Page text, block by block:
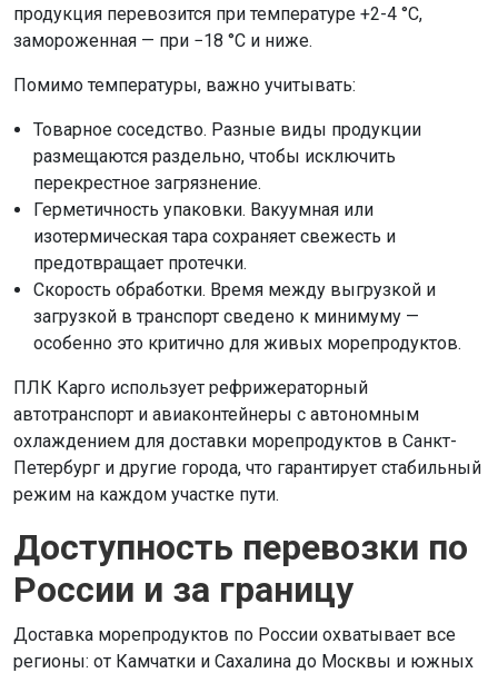
продукция перевозится при температуре +2-4 °C,
замороженная — при −18 °C и ниже.
Помимо температуры, важно учитывать:
Товарное соседство. Разные виды продукции
размещаются раздельно, чтобы исключить
перекрестное загрязнение.
Герметичность упаковки. Вакуумная или
изотермическая тара сохраняет свежесть и
предотвращает протечки.
Скорость обработки. Время между выгрузкой и
загрузкой в транспорт сведено к минимуму —
особенно это критично для живых морепродуктов.
ПЛК Карго использует рефрижераторный
автотранспорт и авиаконтейнеры с автономным
охлаждением для доставки морепродуктов в Санкт-
Петербург и другие города, что гарантирует стабильный
режим на каждом участке пути.
Доступность перевозки по
России и за границу
Доставка морепродуктов по России охватывает все
регионы: от Камчатки и Сахалина до Москвы и южных